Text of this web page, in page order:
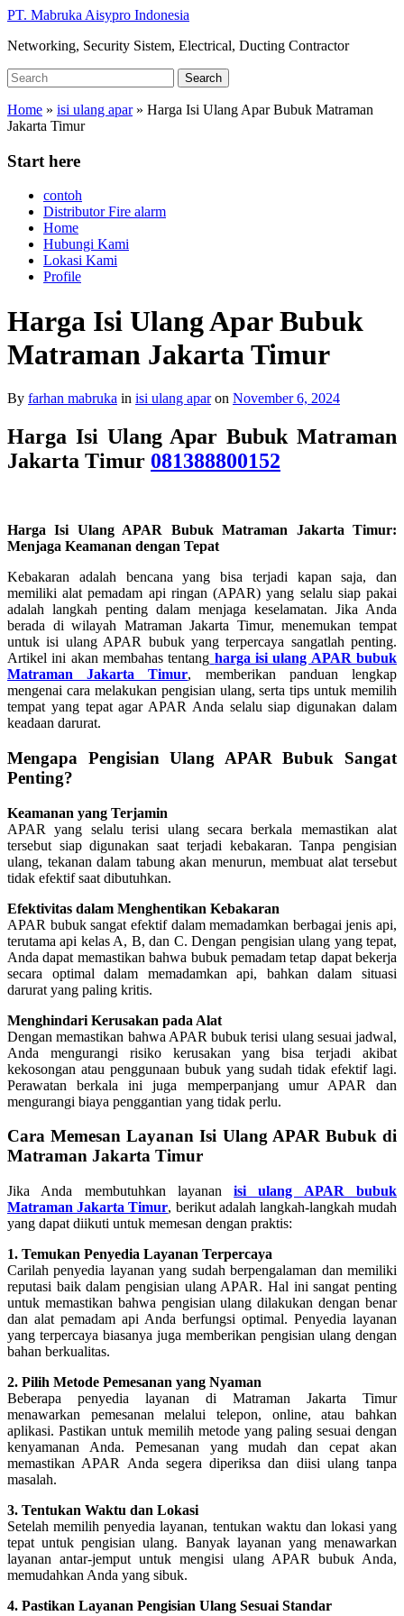
Skip
main
PT. Mabruka Aisypro Indonesia
Networking, Security Sistem, Electrical, Ducting Contractor
Search
for:
Search
Home » isi ulang apar» Harga Isi Ulang Apar Bubuk Matraman
Jakarta Timur
Start here
contoh
Distributor Fire alarm
Home
Hubungi Kami
Lokasi Kami
Profile
Harga Isi Ulang Apar Bubuk
Matraman Jakarta Timur
By farhan mabruka in isi ulang aparon November 6, 2024
Harga Isi Ulang Apar Bubuk Matraman
Jakarta Timur 081388800152
Harga Isi Ulang APAR Bubuk Matraman Jakarta Timur:
Menjaga Keamanan dengan Tepat
Kebakaran adalah bencana yang bisa terjadi kapan saja, dan
memiliki alat pemadam api ringan (APAR) yang selalu siap pakai
adalah langkah penting dalam menjaga keselamatan. Jika Anda
berada di wilayah Matraman Jakarta Timur, menemukan tempat
untuk isi ulang APAR bubuk yang terpercaya sangatlah penting.
Artikel ini akan membahas tentang harga isi ulang APAR bubuk
Matraman Jakarta Timur, memberikan panduan lengkap
mengenai cara melakukan pengisian ulang, serta tips untuk memilih
tempat yang tepat agar APAR Anda selalu siap digunakan dalam
keadaan darurat.
Mengapa Pengisian Ulang APAR Bubuk Sangat
Penting?
Keamanan yang Terjamin
APAR yang selalu terisi ulang secara berkala memastikan alat
tersebut siap digunakan saat terjadi kebakaran. Tanpa pengisian
ulang, tekanan dalam tabung akan menurun, membuat alat tersebut
tidak efektif saat dibutuhkan.
Efektivitas dalam Menghentikan Kebakaran
APAR bubuk sangat efektif dalam memadamkan berbagai jenis api,
terutama api kelas A, B, dan C. Dengan pengisian ulang yang tepat,
Anda dapat memastikan bahwa bubuk pemadam tetap dapat bekerja
secara optimal dalam memadamkan api, bahkan dalam situasi
darurat yang paling kritis.
Menghindari Kerusakan pada Alat
Dengan memastikan bahwa APAR bubuk terisi ulang sesuai jadwal,
Anda mengurangi risiko kerusakan yang bisa terjadi akibat
kekosongan atau penggunaan bubuk yang sudah tidak efektif lagi.
Perawatan berkala ini juga memperpanjang umur APAR dan
mengurangi biaya penggantian yang tidak perlu.
Cara Memesan Layanan Isi Ulang APAR Bubuk di
Matraman Jakarta Timur
Jika Anda membutuhkan layananisi ulang APAR bubuk
Matraman Jakarta Timur, berikut adalah langkah-langkah mudah
yang dapat diikuti untuk memesan dengan praktis:
1. Temukan Penyedia Layanan Terpercaya
Carilah penyedia layanan yang sudah berpengalaman dan memiliki
reputasi baik dalam pengisian ulang APAR. Hal ini sangat penting
untuk memastikan bahwa pengisian ulang dilakukan dengan benar
dan alat pemadam api Anda berfungsi optimal. Penyedia layanan
yang terpercaya biasanya juga memberikan pengisian ulang dengan
bahan berkualitas.
2. Pilih Metode Pemesanan yang Nyaman
Beberapa penyedia layanan di Matraman Jakarta Timur
menawarkan pemesanan melalui telepon, online, atau bahkan
aplikasi. Pastikan untuk memilih metode yang paling sesuai dengan
kenyamanan Anda. Pemesanan yang mudah dan cepat akan
memastikan APAR Anda segera diperiksa dan diisi ulang tanpa
masalah.
3. Tentukan Waktu dan Lokasi
Setelah memilih penyedia layanan, tentukan waktu dan lokasi yang
tepat untuk pengisian ulang. Banyak layanan yang menawarkan
layanan antar-jemput untuk mengisi ulang APAR bubuk Anda,
memudahkan Anda yang sibuk.
4. Pastikan Layanan Pengisian Ulang Sesuai Standar